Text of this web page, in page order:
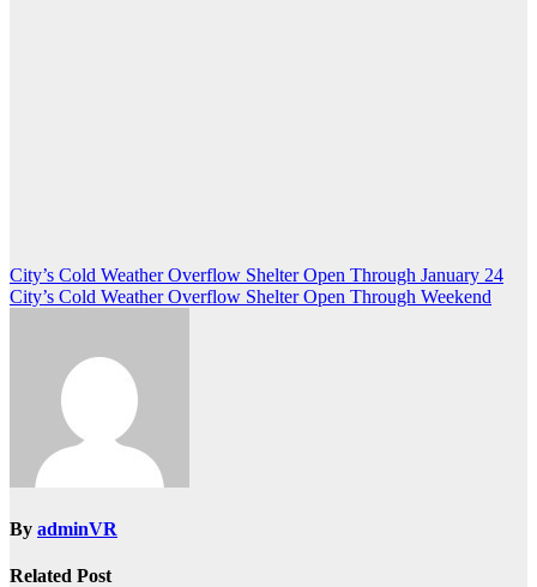
Post
navigation
City’s Cold Weather Overflow Shelter Open Through January 24
City’s Cold Weather Overflow Shelter Open Through Weekend
By adminVR
Related Post